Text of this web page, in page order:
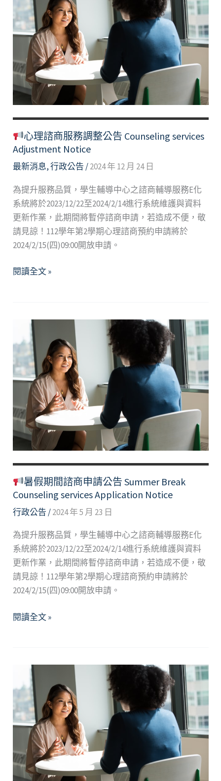
中
心
招
碩
士
班
全
職
實
習
諮
心
理
師
心理諮商服務調整公告 Counseling services
Adjustment Notice
最新消息,行政公告 /2024 年 12 月 24 日
為提升服務品質，學生輔導中心之諮商輔導服務E化
系統將於2023/12/22至2024/2/14進行系統維護與資料
更新作業，此期間將暫停諮商申請，若造成不便，敬
請見諒！112學年第2學期心理諮商預約申請將於
2024/2/15(四)09:00開放申請。
務
調
整
告
Counseling
services
Adjustment
Notice
閱讀全文 »
暑假期間諮商申請公告 Summer Break
Counseling services Application Notice
行政公告 /2024 年 5 月 23 日
為提升服務品質，學生輔導中心之諮商輔導服務E化
系統將於2023/12/22至2024/2/14進行系統維護與資料
更新作業，此期間將暫停諮商申請，若造成不便，敬
請見諒！112學年第2學期心理諮商預約申請將於
2024/2/15(四)09:00開放申請。
諮
商
申
請
告
Summer
閱讀全文 »